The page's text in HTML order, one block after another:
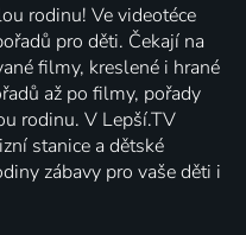
rodinu! Ve videotéce
pro děti. Čekají na
filmy, kreslené i hrané
až po filmy, pořady
rodinu. V Lepší.TV
stanice a dětské
zábavy pro vaše děti i